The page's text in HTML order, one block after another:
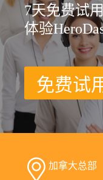
7天免费试
体验
免费试
加拿大总部